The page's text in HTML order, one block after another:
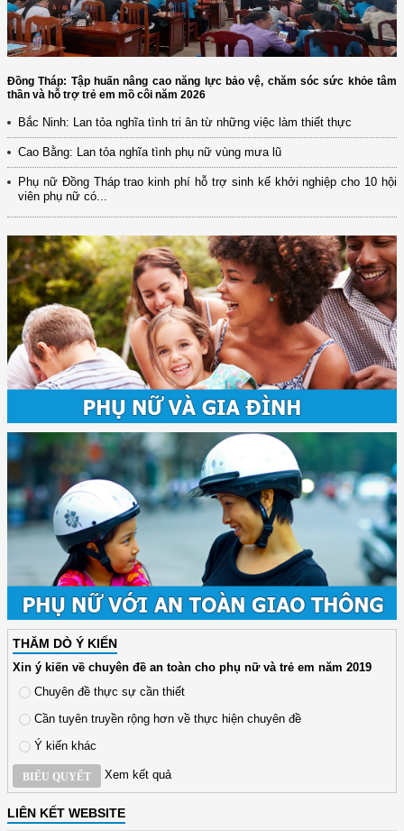
Đồng Tháp: Tập huấn nâng cao năng lực bảo vệ, chăm sóc sức khỏe tâm
thần và hỗ trợ trẻ em mồ côi năm 2026
Bắc Ninh: Lan tỏa nghĩa tình tri ân từ những việc làm thiết thực
Cao Bằng: Lan tỏa nghĩa tình phụ nữ vùng mưa lũ
Phụ nữ Đồng Tháp trao kinh phí hỗ trợ sinh kế khởi nghiệp cho 10 hội
viên phụ nữ có...
THĂM DÒ Ý KIẾN
Xin ý kiến về chuyên đề an toàn cho phụ nữ và trẻ em năm 2019
Chuyên đề thực sự cần thiết
Cần tuyên truyền rộng hơn về thực hiện chuyên đề
Ý kiến khác
BIỂU QUYẾT Xem kết quả
LIÊN KẾT WEBSITE